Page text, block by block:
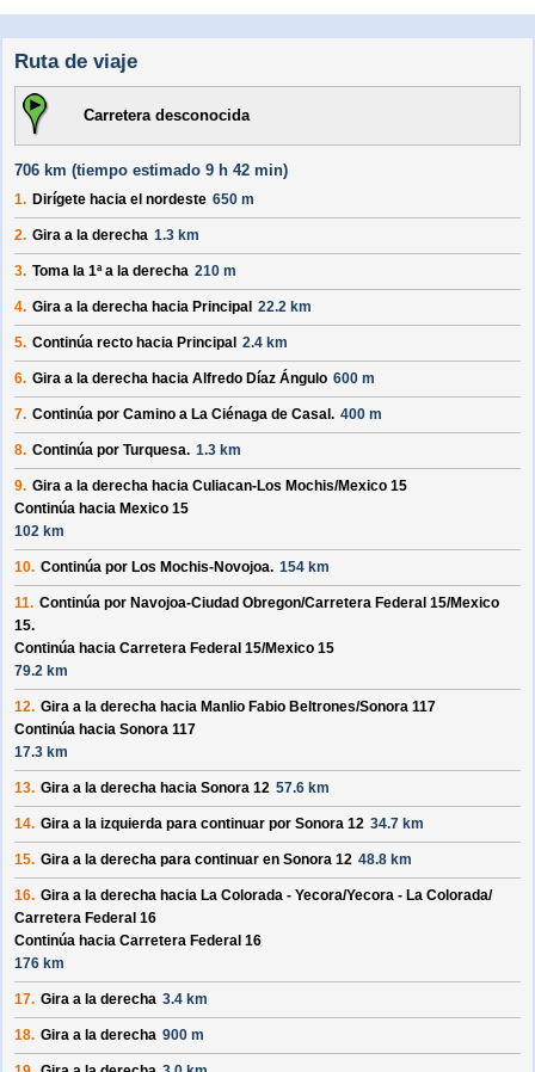
Ruta de viaje
Carretera desconocida
706 km (tiempo estimado 9 h 42 min)
1. Dirígete hacia el nordeste 650 m
2. Gira a la derecha 1.3 km
3. Toma la 1ª a la derecha 210 m
4. Gira a la derecha hacia Principal 22.2 km
5. Continúa recto hacia Principal 2.4 km
6. Gira a la derecha hacia Alfredo Díaz Ángulo 600 m
7. Continúa por Camino a La Ciénaga de Casal . 400 m
8. Continúa por Turquesa. 1.3 km
9. Gira a la derecha hacia Culiacan-Los Mochis/Mexico 15
Continúa hacia Mexico 15
102 km
10. Continúa por Los Mochis-Novojoa. 154 km
11. Continúa por Navojoa-Ciudad Obregon/Carretera Federal 15/Mexico
15.
Continúa hacia Carretera Federal 15/Mexico 15
79.2 km
12. Gira a la derecha hacia Manlio Fabio Beltrones/Sonora 117
Continúa hacia Sonora 117
17.3 km
13. Gira a la derecha hacia Sonora 12 57.6 km
14. Gira a la izquierda para continuar por Sonora 12 34.7 km
15. Gira a la derecha para continuar en Sonora 12 48.8 km
16. Gira a la derecha hacia La Colorada - Yecora/Yecora - La Colorada/
Carretera Federal 16
Continúa hacia Carretera Federal 16
176 km
17. Gira a la derecha 3.4 km
18. Gira a la derecha 900 m